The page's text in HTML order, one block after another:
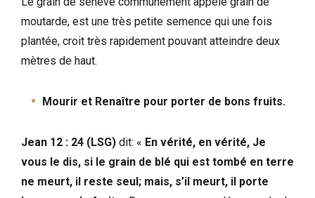
moutarde, est une très petite semence qui une fois
plantée, croit très rapidement pouvant atteindre deux
mètres de haut.
Mourir et Renaître pour porter de bons fruits.
Jean 12 : 24 (LSG) dit: « En vérité, en vérité, Je
vous le dis, si le grain de blé qui est tombé en terre
ne meurt, il reste seul; mais, s’il meurt, il porte